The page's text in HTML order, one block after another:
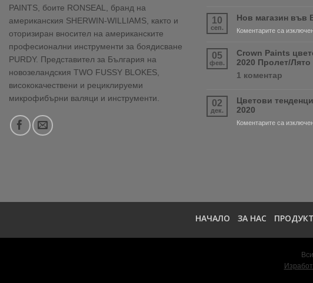
PAINTS, боите RONSEAL, бранд на
американския SHERWIN-WILLIAMS, както и
оторизиран вносител на американските
професионални инструменти за боядисване
PURDY. Представител за България на
новозеландския TWO FUSSY BLOKES,
висококачествени и рециклируеми
микрофибърни валяци и инструменти.
10
сеп.
Нов магазин във
Коментарите са
05
фев.
Crown Paints
2020 Пролет/Лято
1 коментар
2020
02
дек.
Цветови
2020
Коментарите са
НАЧАЛО ЗА НАС